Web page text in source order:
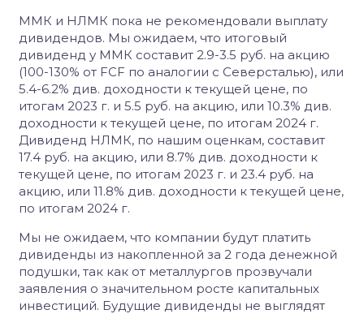
ММК и НЛМК пока не рекомендовали выплату
дивидендов. Мы ожидаем, что итоговый
дивиденд у ММК составит 2.9-3.5 руб. на акцию
(100-130% от FCF по аналогии с Северсталью), или
5.4-6.2% див. доходности к текущей цене, по
итогам 2023 г. и 5.5 руб. на акцию, или 10.3% див.
доходности к текущей цене, по итогам 2024 г.
Дивиденд НЛМК, по нашим оценкам, составит
17.4 руб. на акцию, или 8.7% див. доходности к
текущей цене, по итогам 2023 г. и 23.4 руб. на
акцию, или 11.8% див. доходности к текущей цене,
по итогам 2024 г.
Мы не ожидаем, что компании будут платить
дивиденды из накопленной за 2 года денежной
подушки, так как от металлургов прозвучали
заявления о значительном росте капитальных
инвестиций. Будущие дивиденды не выглядят